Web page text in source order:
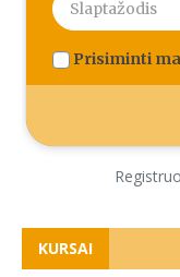
Prisiminti
KURSAI